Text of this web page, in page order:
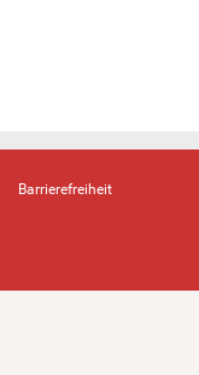
Barrierefreiheit